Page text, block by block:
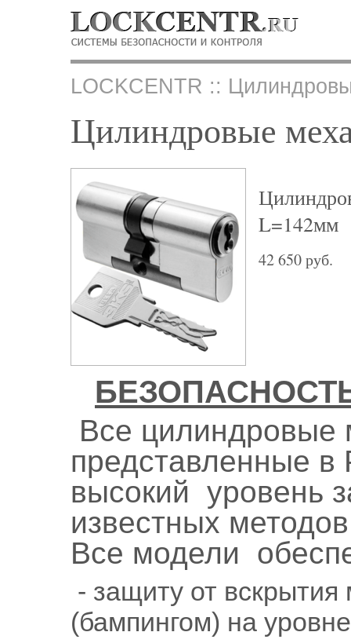
LOCKCENTR ::
Цилиндровые
L=142мм
42 650 руб.
Все цилиндровые
представленные в
высокий уровень
известных
Все модели
- защиту от
(бампингом) на